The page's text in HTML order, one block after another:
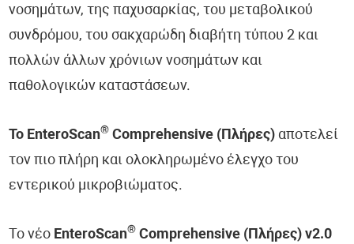
νοσημάτων, της παχυσαρκίας, του μεταβολικού
συνδρόμου, του σακχαρώδη διαβήτη τύπου 2 και
πολλών άλλων χρόνιων νοσημάτων και
παθολογικών καταστάσεων.
Το EnteroScan® Comprehensive (Πλήρες) αποτελεί
τον πιο πλήρη και ολοκληρωμένο έλεγχο του
εντερικού μικροβιώματος.
Το νέο EnteroScan® Comprehensive (Πλήρες) v2.0